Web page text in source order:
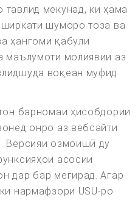
мекунад, ки ҳама
шуморо тоза ва
ҳангоми қабули
маълумоти молиявии аз
воқеан муфид
барномаи ҳисобдории
онро аз вебсайти
Версияи озмоишӣ ду
асосии
дар бар мегирад. Агар
нармафзори USU-ро